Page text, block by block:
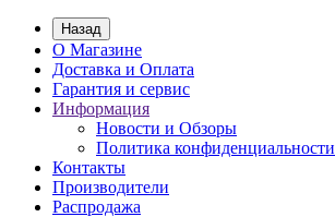
Назад
О Магазине
Доставка и Оплата
Гарантия и сервис
Информация
Новости и Обзоры
Политика конфиденциальности
Контакты
Производители
Распродажа